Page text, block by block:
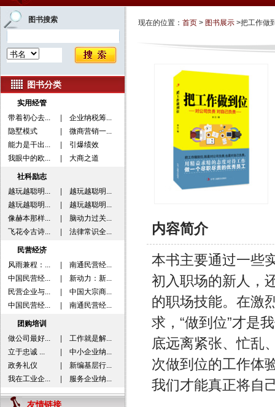
图书搜索
图书分类
实用经管
带着初心去...
企业纳税筹...
隐墅模式
微商营销一...
能力是干出...
引爆绩效
我眼中的欧...
大商之道
社科励志
越玩越聪明...
越玩越聪明...
越玩越聪明...
越玩越聪明...
像赫本那样...
脑动力过关...
飞花令古诗...
法律常识全...
民营经济
风雨兼程：...
南通民营经...
中国民营经...
新动力：新...
民营企业与...
中国大宗商...
中国民营经...
南通民营经...
团购培训
做公司最好...
工作就是解...
立于忠诚 ...
中小企业纳...
政务礼仪
新编基层行...
我在工业企...
服务企业纳...
友情链接
现在的位置： 首页 > 图书展示 >把工作做
内容简介
本书主要通过一些
初入职场的新人，
的职场技能。在激
求，“做到位”才是
底远离紧张、忙乱
次做到位的工作体
我们才能真正将自